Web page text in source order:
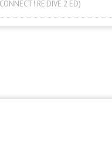
CONNECT! RE:DIVE 2 ED)